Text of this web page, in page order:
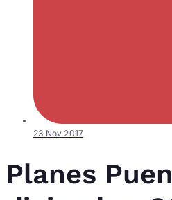
23 Nov 2017
Planes